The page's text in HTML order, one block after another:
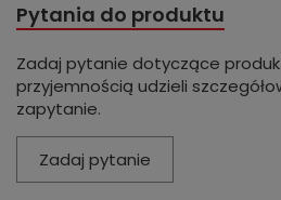
Pytania do produktu
Zadaj pytanie dotyczące
przyjemnością udzieli
zapytanie.
Zadaj pytanie